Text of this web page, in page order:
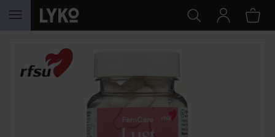
HOPPA TILL INNEHÅLLET
HOPPA ÖVER SEKTIONEN